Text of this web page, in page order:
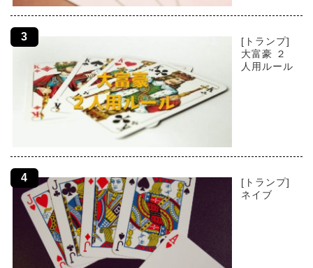
[トランプ]
大富豪 ２
人用ルール
[トランプ]
ネイブ